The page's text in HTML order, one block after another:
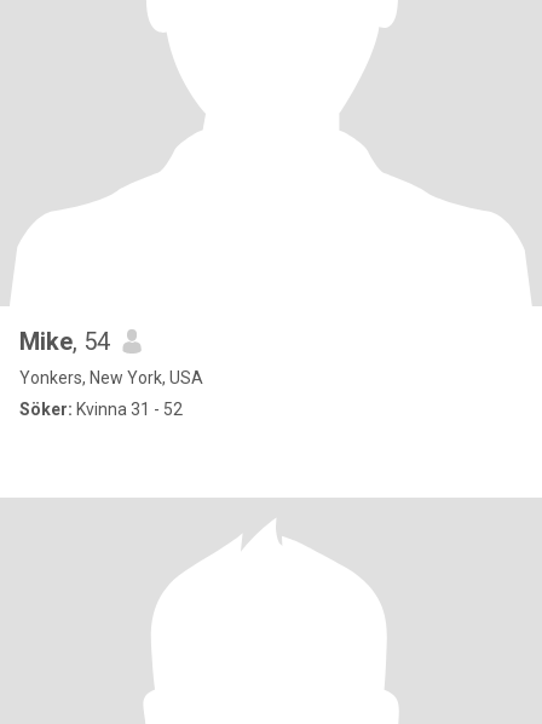
Mike, 54
Yonkers, New York, USA
Söker: Kvinna 31 - 52